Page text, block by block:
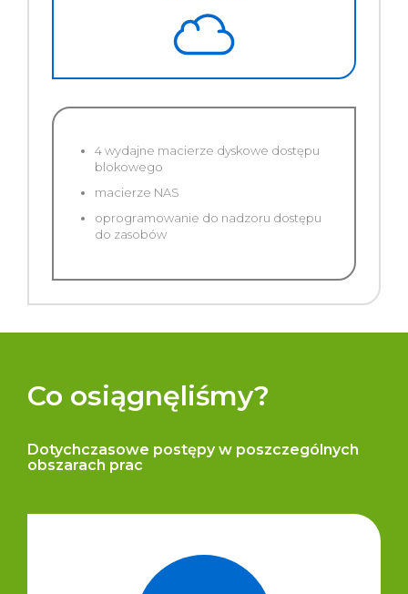
4 wydajne macierze dyskowe dostępu
blokowego
macierze NAS
oprogramowanie do nadzoru dostępu
do zasobów
Co osiągnęliśmy?
Dotychczasowe postępy w poszczególnych
obszarach prac